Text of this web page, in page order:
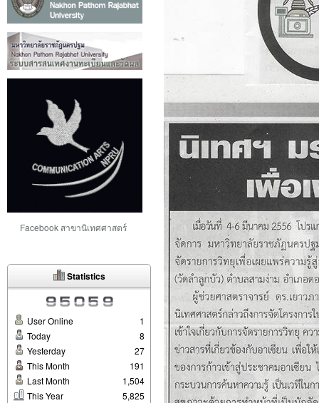
Facebook สาขานิเทศศาสตร์
Statistics
User Online
1
Today
8
Yesterday
27
This Month
191
Last Month
1,504
This Year
5,825